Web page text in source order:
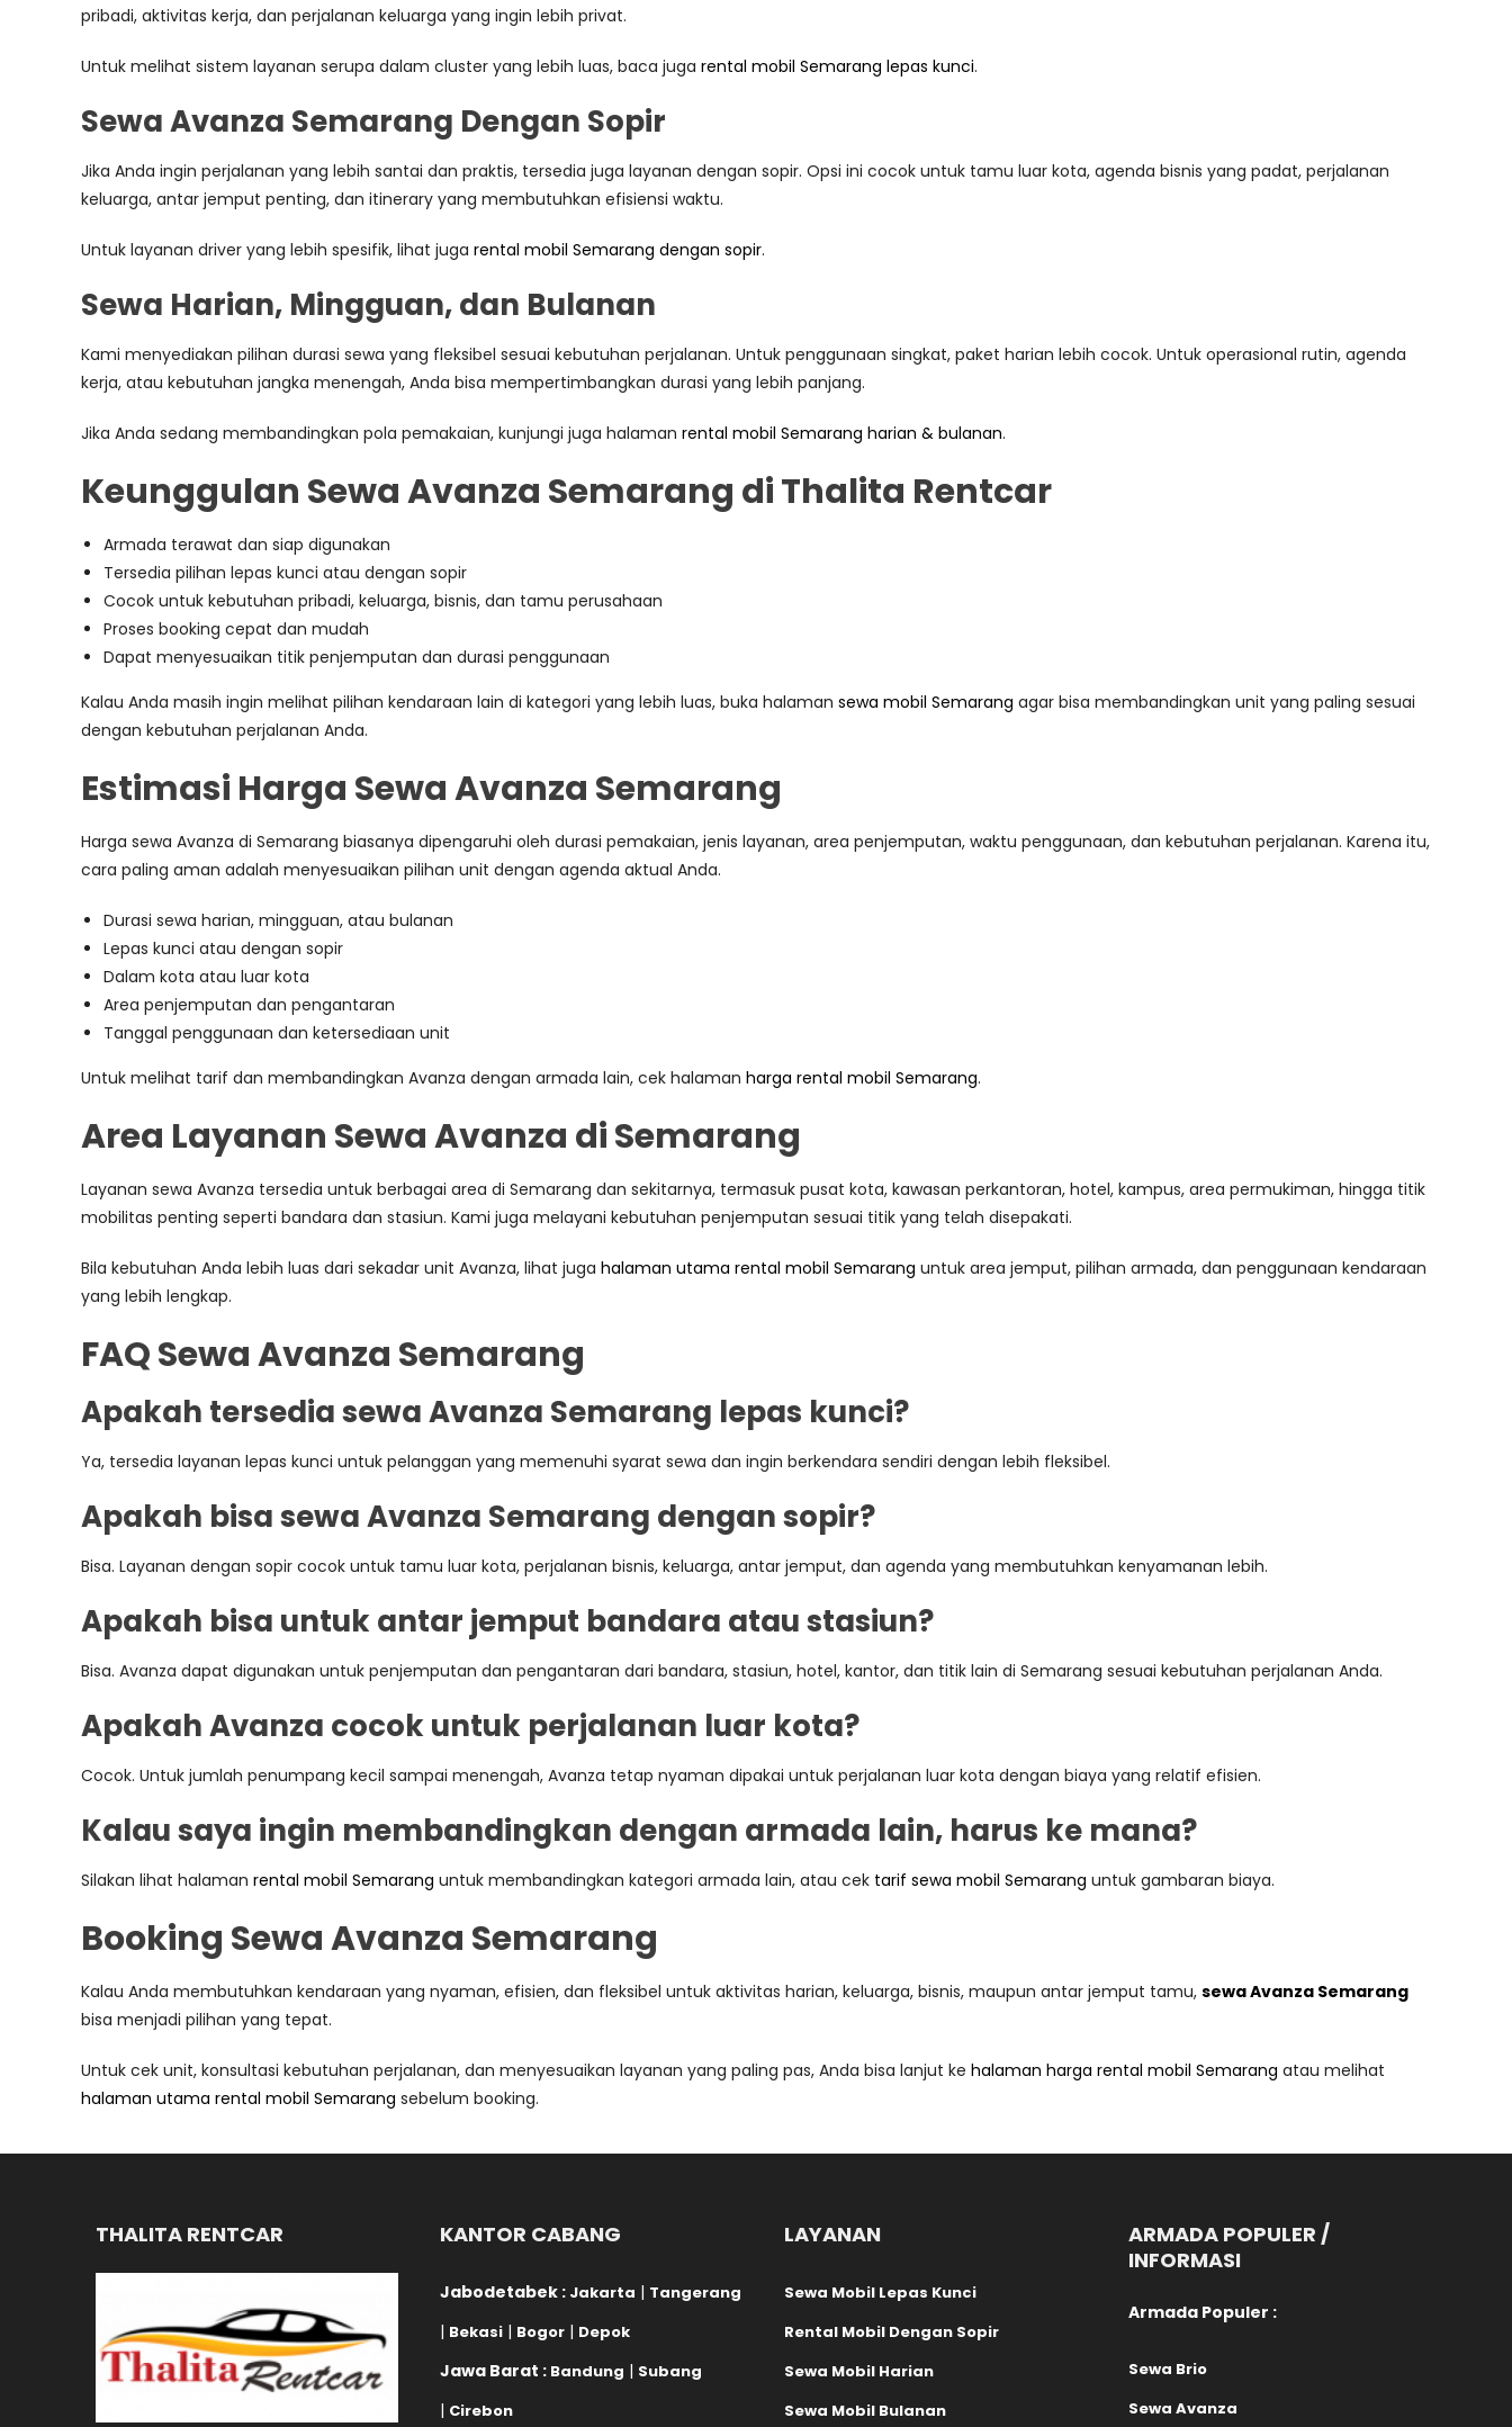
pribadi, aktivitas kerja, dan perjalanan keluarga yang ingin lebih privat.
Untuk melihat sistem layanan serupa dalam cluster yang lebih luas, baca juga rental mobil Semarang lepas kunci.
Sewa Avanza Semarang Dengan Sopir
Jika Anda ingin perjalanan yang lebih santai dan praktis, tersedia juga layanan dengan sopir. Opsi ini cocok untuk tamu luar kota, agenda bisnis yang padat, perjalanan
keluarga, antar jemput penting, dan itinerary yang membutuhkan efisiensi waktu.
Untuk layanan driver yang lebih spesifik, lihat juga rental mobil Semarang dengan sopir.
Sewa Harian, Mingguan, dan Bulanan
Kami menyediakan pilihan durasi sewa yang fleksibel sesuai kebutuhan perjalanan. Untuk penggunaan singkat, paket harian lebih cocok. Untuk operasional rutin, agenda
kerja, atau kebutuhan jangka menengah, Anda bisa mempertimbangkan durasi yang lebih panjang.
Jika Anda sedang membandingkan pola pemakaian, kunjungi juga halaman rental mobil Semarang harian & bulanan.
Keunggulan Sewa Avanza Semarang di Thalita Rentcar
Armada terawat dan siap digunakan
Tersedia pilihan lepas kunci atau dengan sopir
Cocok untuk kebutuhan pribadi, keluarga, bisnis, dan tamu perusahaan
Proses booking cepat dan mudah
Dapat menyesuaikan titik penjemputan dan durasi penggunaan
Kalau Anda masih ingin melihat pilihan kendaraan lain di kategori yang lebih luas, buka halaman sewa mobil Semarang agar bisa membandingkan unit yang paling sesuai
dengan kebutuhan perjalanan Anda.
Estimasi Harga Sewa Avanza Semarang
Harga sewa Avanza di Semarang biasanya dipengaruhi oleh durasi pemakaian, jenis layanan, area penjemputan, waktu penggunaan, dan kebutuhan perjalanan. Karena itu,
cara paling aman adalah menyesuaikan pilihan unit dengan agenda aktual Anda.
Durasi sewa harian, mingguan, atau bulanan
Lepas kunci atau dengan sopir
Dalam kota atau luar kota
Area penjemputan dan pengantaran
Tanggal penggunaan dan ketersediaan unit
Untuk melihat tarif dan membandingkan Avanza dengan armada lain, cek halaman harga rental mobil Semarang.
Area Layanan Sewa Avanza di Semarang
Layanan sewa Avanza tersedia untuk berbagai area di Semarang dan sekitarnya, termasuk pusat kota, kawasan perkantoran, hotel, kampus, area permukiman, hingga titik
mobilitas penting seperti bandara dan stasiun. Kami juga melayani kebutuhan penjemputan sesuai titik yang telah disepakati.
Bila kebutuhan Anda lebih luas dari sekadar unit Avanza, lihat juga halaman utama rental mobil Semarang untuk area jemput, pilihan armada, dan penggunaan kendaraan
yang lebih lengkap.
FAQ Sewa Avanza Semarang
Apakah tersedia sewa Avanza Semarang lepas kunci?
Ya, tersedia layanan lepas kunci untuk pelanggan yang memenuhi syarat sewa dan ingin berkendara sendiri dengan lebih fleksibel.
Apakah bisa sewa Avanza Semarang dengan sopir?
Bisa. Layanan dengan sopir cocok untuk tamu luar kota, perjalanan bisnis, keluarga, antar jemput, dan agenda yang membutuhkan kenyamanan lebih.
Apakah bisa untuk antar jemput bandara atau stasiun?
Bisa. Avanza dapat digunakan untuk penjemputan dan pengantaran dari bandara, stasiun, hotel, kantor, dan titik lain di Semarang sesuai kebutuhan perjalanan Anda.
Apakah Avanza cocok untuk perjalanan luar kota?
Cocok. Untuk jumlah penumpang kecil sampai menengah, Avanza tetap nyaman dipakai untuk perjalanan luar kota dengan biaya yang relatif efisien.
Kalau saya ingin membandingkan dengan armada lain, harus ke mana?
Silakan lihat halaman rental mobil Semarang untuk membandingkan kategori armada lain, atau cek tarif sewa mobil Semarang untuk gambaran biaya.
Booking Sewa Avanza Semarang
Kalau Anda membutuhkan kendaraan yang nyaman, efisien, dan fleksibel untuk aktivitas harian, keluarga, bisnis, maupun antar jemput tamu, sewa Avanza Semarang
bisa menjadi pilihan yang tepat.
Untuk cek unit, konsultasi kebutuhan perjalanan, dan menyesuaikan layanan yang paling pas, Anda bisa lanjut ke halaman harga rental mobil Semarang atau melihat
halaman utama rental mobil Semarang sebelum booking.
THALITA RENTCAR KANTOR CABANG
Jabodetabek : Jakarta | Tangerang
| Bekasi| Bogor| Depok
Jawa Barat : Bandung | Subang
| Cirebon
LAYANAN
Sewa Mobil Lepas Kunci
Rental Mobil Dengan Sopir
Sewa Mobil Harian
Sewa Mobil Bulanan
ARMADA POPULER /
INFORMASI
Armada Populer :
Sewa Brio
Sewa Avanza